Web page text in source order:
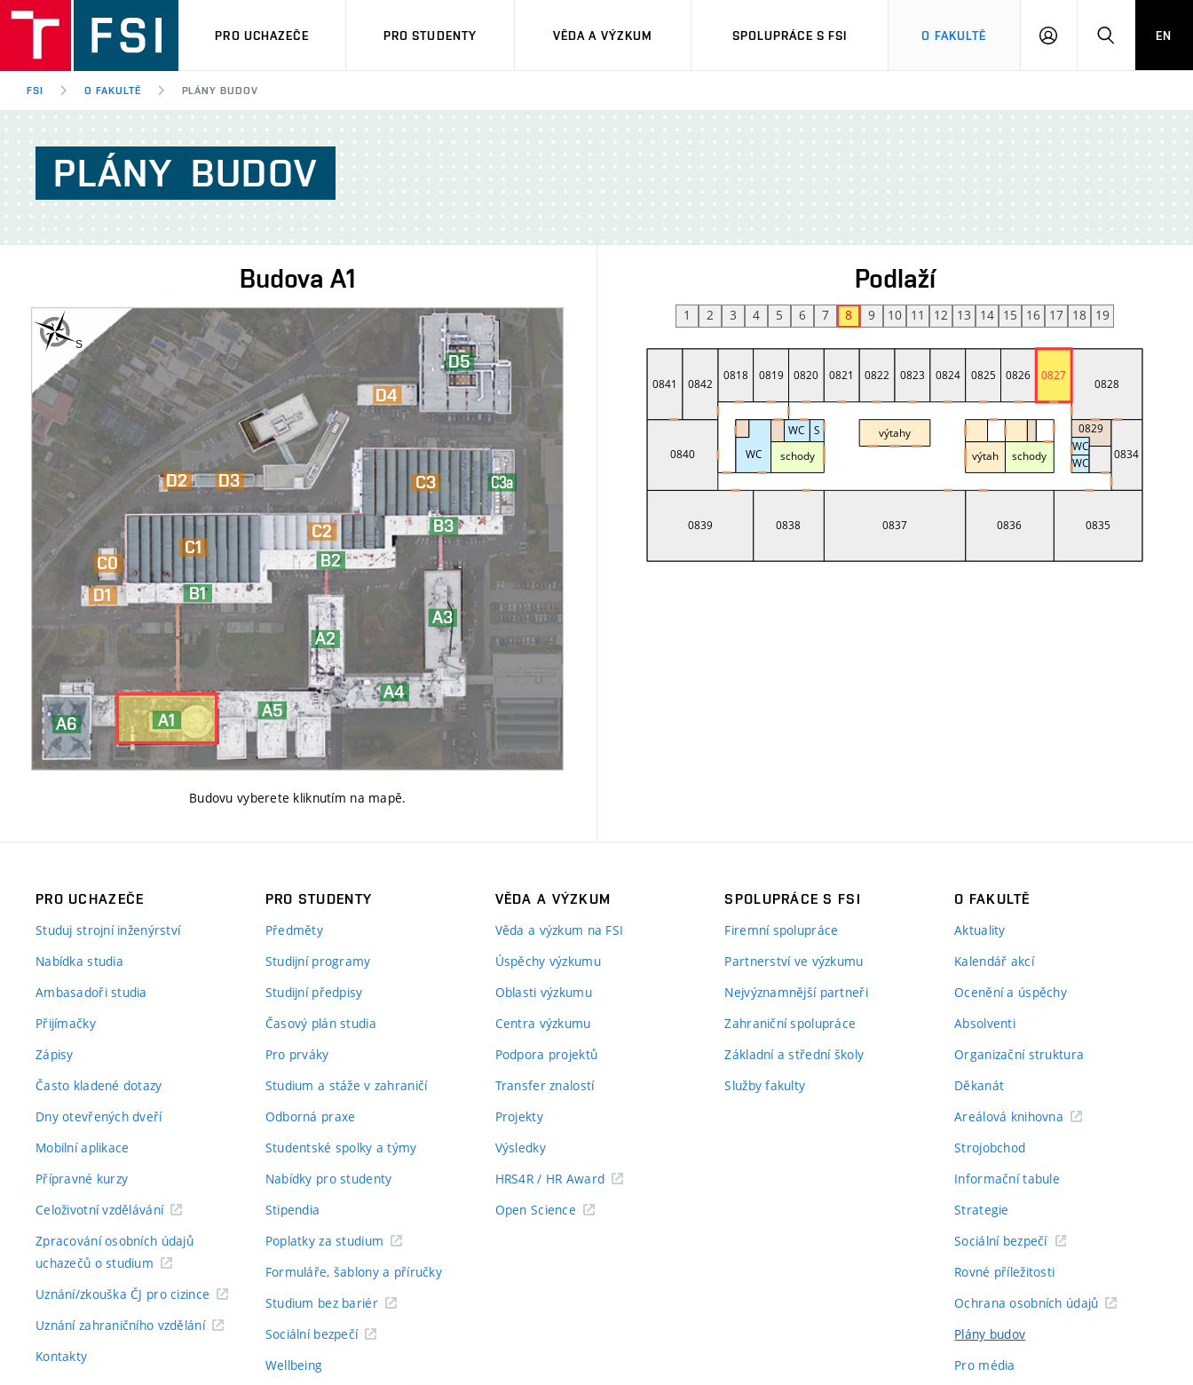
PRO UCHAZEČE PRO STUDENTY VĚDA A VÝZKUM SPOLUPRÁCE S FSI O FAKULTĚ
PŘIHLÁŠENÍHLEDAT
EN
FSI O FAKULTĚ PLÁNY BUDOV
PLÁNY BUDOV
Budova A1
Budovu vyberete kliknutím na mapě.
Podlaží
1 2 3 4 5 6 7 8 9 10 11 12 13 14 15 16 17 18 19
PRO UCHAZEČE
Studuj strojní inženýrství
Nabídka studia
Ambasadoři studia
Přijímačky
Zápisy
Často kladené dotazy
Dny otevřených dveří
Mobilní aplikace
Přípravné kurzy
Celoživotní vzdělávání
Zpracování osobních údajů
uchazečů o studium
Uznání/zkouška ČJ pro cizince
Uznání zahraničního vzdělání
Kontakty
PRO STUDENTY
Předměty
Studijní programy
Studijní předpisy
Časový plán studia
Pro prváky
Studium a stáže v zahraničí
Odborná praxe
Studentské spolky a týmy
Nabídky pro studenty
Stipendia
Poplatky za studium
Formuláře, šablony a příručky
Studium bez bariér
Sociální bezpečí
Wellbeing
VĚDA A VÝZKUM
Věda a výzkum na FSI
Úspěchy výzkumu
Oblasti výzkumu
Centra výzkumu
Podpora projektů
Transfer znalostí
Projekty
Výsledky
HRS4R / HR Award
Open Science
SPOLUPRÁCE S FSI
Firemní spolupráce
Partnerství ve výzkumu
Nejvýznamnější partneři
Zahraniční spolupráce
Základní a střední školy
Služby fakulty
O FAKULTĚ
Aktuality
Kalendář akcí
Ocenění a úspěchy
Absolventi
Organizační struktura
Děkanát
Areálová knihovna
Strojobchod
Informační tabule
Strategie
Sociální bezpečí
Rovné příležitosti
Ochrana osobních údajů
Plány budov
Pro média